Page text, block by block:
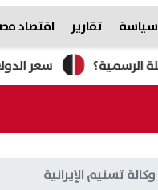
سياسة تقارير اقتصاد
سعر الدولار
وكالة تسنيم الإيرانية